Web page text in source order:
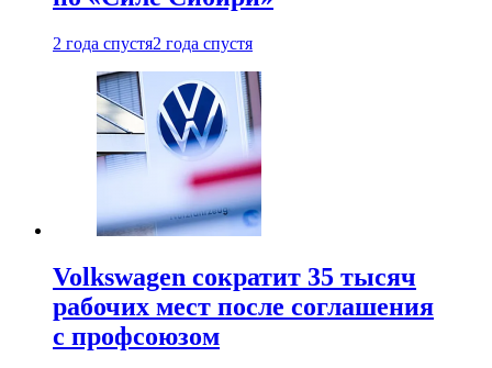
2 года спустя2 года спустя
Volkswagen сократит 35 тысяч
рабочих мест после соглашения
с профсоюзом